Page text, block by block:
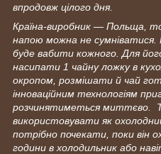
впродовж цілого дня.
Країна-виробник — Польща,
напою можна не
буде вабити кожного. Для
насипати 1 чайну ложку в
окропом, розмішати й чай
інноваційним технологіям
розчинятиметься миттєво.
використовувати як
потрібно почекати, поки він
години в холодильник або